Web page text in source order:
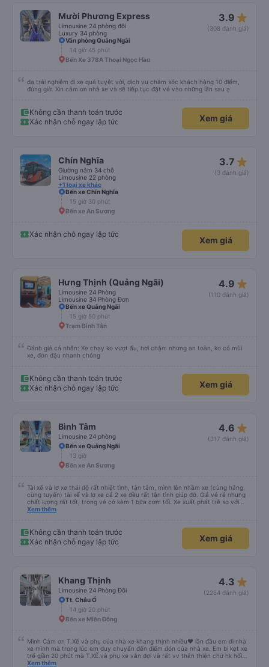
Mười Phương Express
Limousine 24 phòng đôi
Luxury 34 phòng
3.9 star_rate
(308 đánh giá)
Văn phòng Quảng Ngãi
14 giờ 45 phút
Bến Xe 378A Thoại Ngọc Hầu
dạ trải nghiệm đi xe quá tuyệt vời, dịch vụ chăm sóc khách hàng 10 điểm,
đúng giờ. Xin cảm ơn nhà xe và sẽ tiếp tục đặt vé vào những lần sau ạ
Không cần thanh toán trước
Xác nhận chỗ ngay lập tức
Xem giá
Chín Nghĩa
Giường nằm 34 chỗ
Limousine 22 phòng
+1 loại xe khác
3.7 star_rate
(3 đánh giá)
Bến xe Chín Nghĩa
15 giờ 30 phút
Bến xe An Sương
Xác nhận chỗ ngay lập tức
Xem giá
Hưng Thịnh (Quảng Ngãi)
Limousine 24 Phòng
Limousine 34 Phòng Đơn
4.9 star_rate
(110 đánh giá)
Bến xe Quảng Ngãi
15 giờ 50 phút
Trạm Bình Tân
Đánh giá cá nhân: Xe chạy ko vượt ẩu, hơi chậm nhưng an toàn, ko có mùi
xe, đón đậu nhanh chóng
Không cần thanh toán trước
Xác nhận chỗ ngay lập tức
Xem giá
Bình Tâm
Limousine 24 phòng
4.6 star_rate
(317 đánh giá)
Bến xe Quảng Ngãi
13 giờ
Bến xe An Sương
Tài xế và lơ xe thái độ rất nhiệt tình, tận tâm, mình lên nhầm xe (cùng hãng,
cùng tuyến) tài xế và lơ xe cả 2 xe đều rất tận tình giúp đỡ. Giá vé rẻ nhưng
chất lượng rất tốt, trong vé có kèm 1 bữa cơm tối. Xe xuất phát trễ so với
trên app 45p, nhưng do bão nên trời mưa rất to, có thể thông cảm được.
Xem thêm
Không cần thanh toán trước
Xác nhận chỗ ngay lập tức
Xem giá
Khang Thịnh
Limousine 24 Phòng Đôi
4.3 star_rate
(2254 đánh giá)
Tt. Châu Ổ
14 giờ 20 phút
Bến xe Miền Đông
Mình Cảm ơn T.Xế và phụ của nhà xe khang thịnh nhiều❤️ lần đầu em đi nhà
xe mình mà trong lúc em duy chuyển đến điểm đón của nhà xe. Em bị kẹt xe
trể giần 20 phút mà T.XẾ.và phụ xe vẫn đợi và rất vv thân thiện chứ hk hối
mình như những nhà xe khác. Xe mình đi là loại xe 24p đôi . xe có rèm kéo
Xem thêm